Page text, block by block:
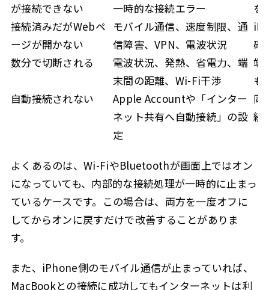
が接続できない
一時的な接続エラー
を
接続済みだがWebペ
ージが開かない
モバイル通信、速度制限、通
信障害、VPN、電波状況
確
数分で切断される
電波状況、発熱、省電力、端
末間の距離、Wi-Fi干渉
端
も
自動接続されない
Apple Accountや「インター
ネット共有へ自動接続」の設
定
同
続
よくあるのは、Wi-FiやBluetoothが画面上ではオン
になっていても、内部的な接続処理が一時的に止まっ
ているケースです。この場合は、両方を一度オフに
してからオンに戻すだけで改善することがありま
す。
また、iPhone側のモバイル通信が止まっていれば、
MacBookとの接続に成功してもインターネットは利